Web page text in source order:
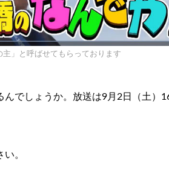
」と呼ばせてもらっております
でしょうか。放送は9月2日（土）
。